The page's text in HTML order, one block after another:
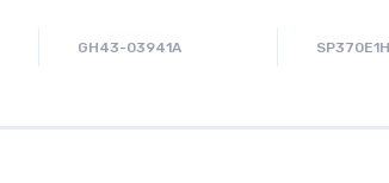
GH43-03941A SP370E1H